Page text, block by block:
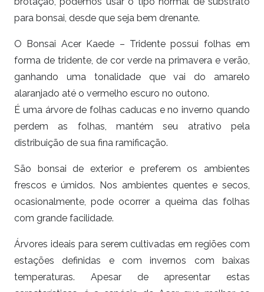
para bonsai, desde que seja bem drenante.
O Bonsai Acer Kaede – Tridente possui folhas em
forma de tridente, de cor verde na primavera e verão,
ganhando uma tonalidade que vai do amarelo
alaranjado até o vermelho escuro no outono.
É uma árvore de folhas caducas e no inverno quando
perdem as folhas, mantém seu atrativo pela
distribuição de sua fina ramificação.
São bonsai de exterior e preferem os ambientes
frescos e úmidos. Nos ambientes quentes e secos,
ocasionalmente, pode ocorrer a queima das folhas
com grande facilidade.
Árvores ideais para serem cultivadas em regiões com
estações definidas e com invernos com baixas
temperaturas. Apesar de apresentar estas